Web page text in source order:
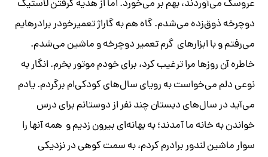
عروسک می‌آوردند، بهم بر می‌خورد. اما از هدیه گرفتن لاستیک
دوچرخه ذوق‌زده می‌شدم. گاه هم به گاراژ تعمیرخودر برادرهایم
می‌رفتم و با ابزارهای گرم تعمیر دوچرخه و ماشین می‌شدم.
خاطره آن‌ روز‌ها مرا ترغیب کرد، برای خودم موتور بخرم. انگار به
نوعی دلم می‌خواست به رویای سال‌های کودکی‌ام برگردم. یادم
می‌آید در سال‌های دبستان چند نفر از دوستانم برای درس
خواندن به خانه ما آمدند؛ به بهانه‌ای بیرون زدیم و همه آنها را
سوار ماشین لندور برادرم کردم، به سمت کوهی در نزدیکی